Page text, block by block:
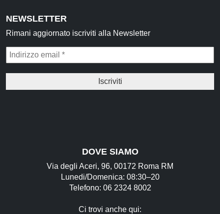
NEWSLETTER
Rimani aggiornato iscriviti alla Newsletter
DOVE SIAMO
Via degli Aceri, 96, 00172 Roma RM
Lunedi/Domenica: 08:30–20
Telefono: 06 2324 8002
Ci trovi anche qui: